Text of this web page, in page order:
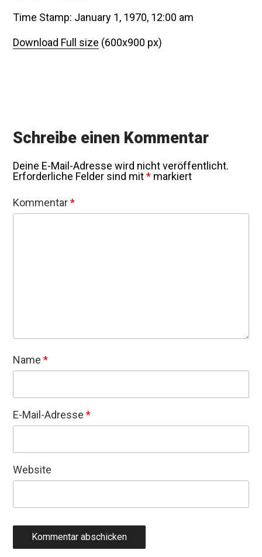
Time Stamp: January 1, 1970, 12:00 am
Download Full size (600x900 px)
Schreibe einen Kommentar
Deine E-Mail-Adresse wird nicht veröffentlicht.
Erforderliche Felder sind mit* markiert
Kommentar*
Name*
E-Mail-Adresse*
Website